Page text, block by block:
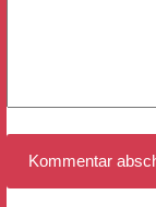
Kommentar